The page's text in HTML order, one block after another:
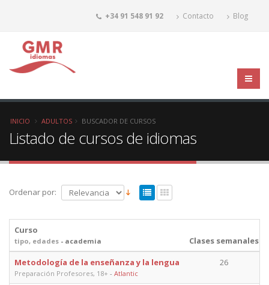
+34 91 548 91 92 Contacto Blog
INICIO ADULTOS BUSCADOR DE CURSOS
Listado de cursos de idiomas
Ordenar por:
Curso
tipo, edades - academia Clases semanales
Metodología de la enseñanza y la lengua
Preparación Profesores, 18+ - Atlantic
26